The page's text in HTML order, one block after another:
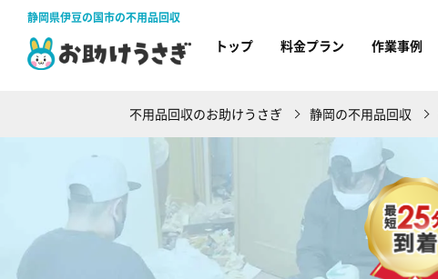
静岡県伊豆の国市の不用品回収
トップ 料金プラン 作業事例
不用品回収のお助けうさぎ 静岡の不用品回収